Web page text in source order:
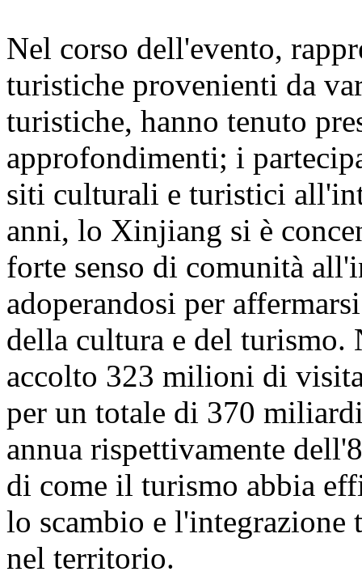
Nel corso dell'evento,
turistiche provenienti da
turistiche, hanno tenuto
approfondimenti; i
siti culturali e turistici
anni, lo Xinjiang si è
forte senso di comunità
adoperandosi per
della cultura e del turismo.
accolto 323 milioni di
per un totale di 370
annua rispettivamente
di come il turismo abbia
lo scambio e
nel territorio.